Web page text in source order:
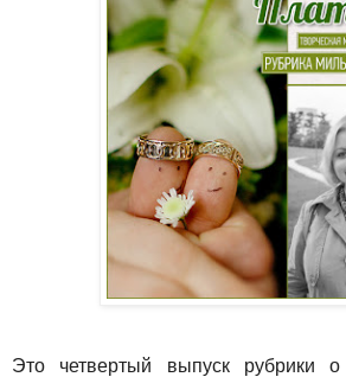
Это четвертый выпуск рубрики